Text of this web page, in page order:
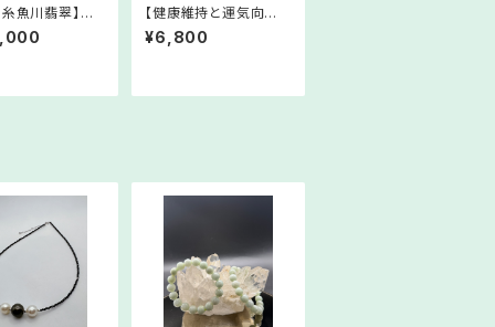
糸魚川翡翠】翡
⑦【5月誕生石】
523052
【健康維持と運気向上
に】お守りアンクレット・
テラヘルツ
¥6,800